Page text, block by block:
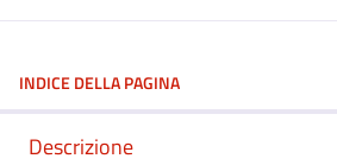
INDICE DELLA PAGINA
Descrizione